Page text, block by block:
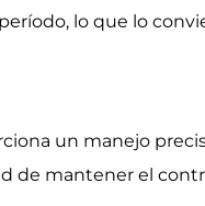
lo que lo
un manejo
de mantener el